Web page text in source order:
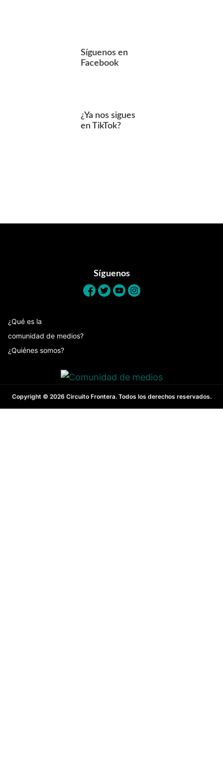
Síguenos en
Facebook
¿Ya nos sigues
en TikTok?
Síguenos
¿Qué es la
comunidad de medios?
¿Quiénes somos?
Copyright © 2026 Circuito Frontera. Todos los derechos reservados.